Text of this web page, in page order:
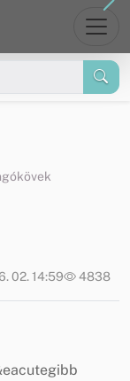
02. 14:59 4838